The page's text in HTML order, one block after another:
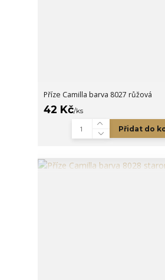
Příze Camilla barva 8027 růžová
42 Kč/ks
Přidat do